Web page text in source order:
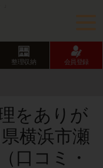
整理収納 会員登録
をありが
横浜市瀬
口コミ・